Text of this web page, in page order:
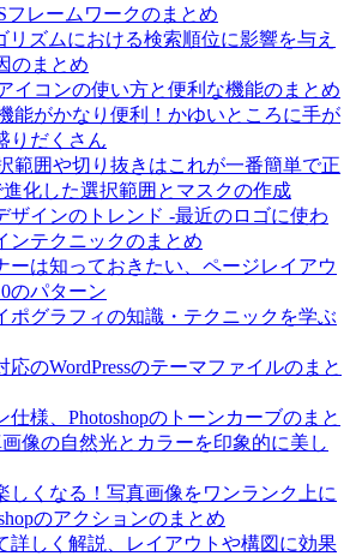
フレームワークのまとめ
リズムにおける検索順位に影響を与え
のまとめ
イコンの使い方と便利な機能のまとめ
能がかなり便利！かゆいところに手が
りだくさん
範囲や切り抜きはこれが一番簡単で正
進化した選択範囲とマスクの作成
ザインのトレンド -最近のロゴに使わ
ンテクニックのまとめ
ーは知っておきたい、ページレイアウ
のパターン
ポグラフィの知識・テクニックを学ぶ
応のWordPressのテーマファイルのまと
仕様、Photoshopのトーンカーブのまと
像の自然光とカラーを印象的に美し
しくなる！写真画像をワンランク上に
のアクションのまとめ
詳しく解説、レイアウトや構図に効果